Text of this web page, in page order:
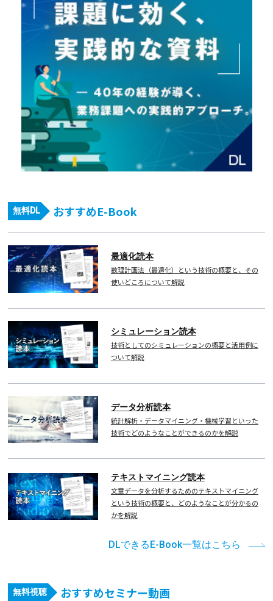
無料DL おすすめE-Book
最適化読本
数理計画法（最適化）という技術の概要と、その
使いどころについて解説
シミュレーション読本
技術としてのシミュレーションの概要と活用例に
ついて解説
データ分析読本
統計解析・データマイニング・機械学習といった
技術でどのようなことができるのかを解説
テキストマイニング読本
文章データを分析するためのテキストマイニング
という技術の概要と、どのようなことが分かるの
かを解説
DLできるE-Book一覧はこちら
無料視聴 おすすめセミナー動画